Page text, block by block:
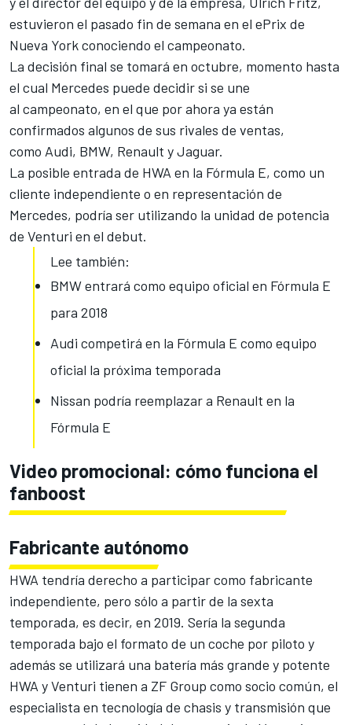
estuvieron el pasado fin de semana en el ePrix de
Nueva Yorkconociendo el campeonato.
La decisión final se tomará en octubre, momento hasta
el cual Mercedes puede decidir si se une
al campeonato, en el que por ahora ya están
confirmados algunos de sus rivales de ventas,
como Audi, BMW, Renault y Jaguar.
La posible entrada de HWA en la Fórmula E, como un
cliente independiente o en representación de
Mercedes, podría ser utilizando la unidad de potencia
de Venturi en el debut.
Lee también:
BMW entrará como equipo oficial en Fórmula E
para 2018
Audi competirá en la Fórmula E como equipo
oficial la próxima temporada
Nissan podría reemplazar a Renault en la
Fórmula E
Video promocional: cómo funciona el
fanboost
Fabricante autónomo
HWA tendría derecho a participar como fabricante
independiente, pero sólo a partir de la sexta
temporada, es decir, en 2019. Sería la segunda
temporada bajo el formato de un coche por piloto y
además se utilizará una batería más grande y potente
HWA y Venturi tienen a ZF Group como socio común, el
especialista en tecnología de chasis y transmisión que